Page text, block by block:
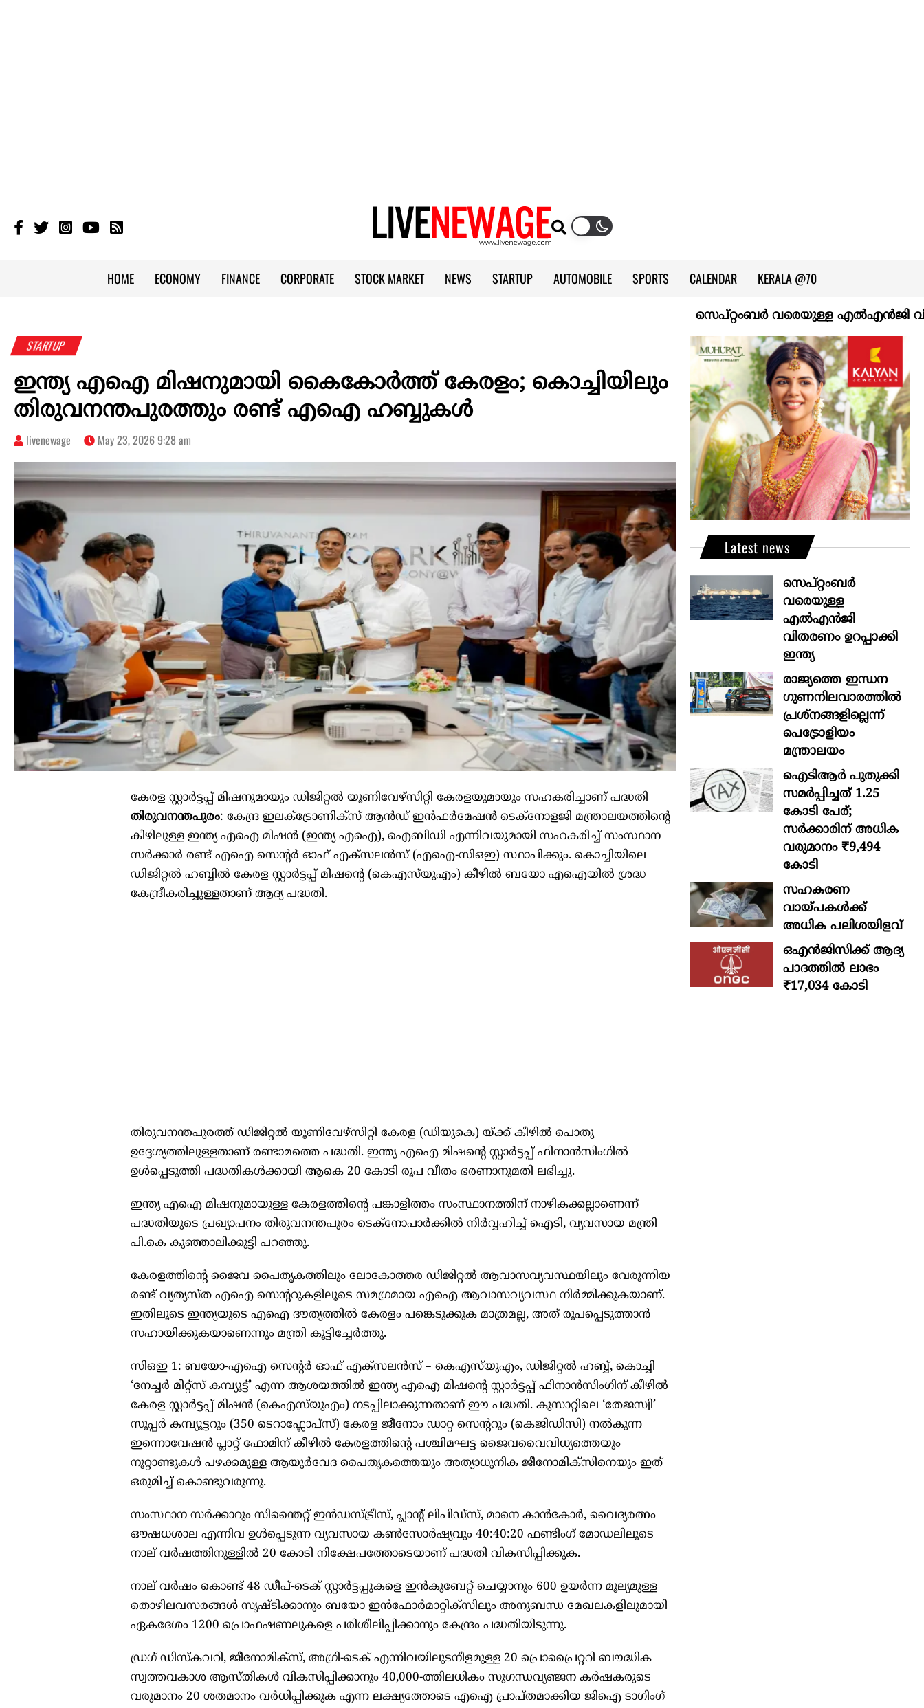
HOME ECONOMY FINANCE CORPORATE STOCK MARKET NEWS STARTUP AUTOMOBILE SPORTS CALENDAR KERALA @70
സെപ്റ്റംബർ വരെയുള്ള എൽഎൻജി വിതരണം
STARTUP
ഇന്ത്യ എഐ മിഷനുമായി കൈകോര്‍ത്ത് കേരളം; കൊച്ചിയിലും
തിരുവനന്തപുരത്തും രണ്ട് എഐ ഹബ്ബുകള്‍
livenewage May 23, 2026 9:28 am
കേരള സ്റ്റാര്‍ട്ടപ്പ് മിഷനുമായും ഡിജിറ്റല്‍ യൂണിവേഴ്സിറ്റി കേരളയുമായും സഹകരിച്ചാണ് പദ്ധതി
തിരുവനന്തപുരം: കേന്ദ്ര ഇലക്ട്രോണിക്സ് ആന്‍ഡ് ഇന്‍ഫര്‍മേഷന്‍ ടെക്നോളജി മന്ത്രാലയത്തിന്‍റെ
കീഴിലുള്ള ഇന്ത്യ എഐ മിഷന്‍ (ഇന്ത്യ എഐ), ഐബിഡി എന്നിവയുമായി സഹകരിച്ച് സംസ്ഥാന
സര്‍ക്കാര്‍ രണ്ട് എഐ സെന്‍റര്‍ ഓഫ് എക്സലന്‍സ് (എഐ-സിഒഇ) സ്ഥാപിക്കും. കൊച്ചിയിലെ
ഡിജിറ്റല്‍ ഹബ്ബില്‍ കേരള സ്റ്റാര്‍ട്ടപ്പ് മിഷന്‍റെ (കെഎസ്‌യുഎം) കീഴില്‍ ബയോ എഐയില്‍ ശ്രദ്ധ
കേന്ദ്രീകരിച്ചുള്ളതാണ് ആദ്യ പദ്ധതി.
തിരുവനന്തപുരത്ത് ഡിജിറ്റല്‍ യൂണിവേഴ്സിറ്റി കേരള (ഡിയുകെ) യ്ക്ക് കീഴില്‍ പൊതു
ഉദ്ദേശ്യത്തിലുള്ളതാണ് രണ്ടാമത്തെ പദ്ധതി. ഇന്ത്യ എഐ മിഷന്‍റെ സ്റ്റാര്‍ട്ടപ്പ് ഫിനാന്‍സിംഗില്‍
ഉള്‍പ്പെടുത്തി പദ്ധതികള്‍ക്കായി ആകെ 20 കോടി രൂപ വീതം ഭരണാനുമതി ലഭിച്ചു.
ഇന്ത്യ എഐ മിഷനുമായുള്ള കേരളത്തിന്‍റെ പങ്കാളിത്തം സംസ്ഥാനത്തിന് നാഴികക്കല്ലാണെന്ന്
പദ്ധതിയുടെ പ്രഖ്യാപനം തിരുവനന്തപുരം ടെക്നോപാര്‍ക്കില്‍ നിര്‍വ്വഹിച്ച് ഐടി, വ്യവസായ മന്ത്രി
പി.കെ കുഞ്ഞാലിക്കുട്ടി പറഞ്ഞു.
കേരളത്തിന്‍റെ ജൈവ പൈതൃകത്തിലും ലോകോത്തര ഡിജിറ്റല്‍ ആവാസവ്യവസ്ഥയിലും വേരൂന്നിയ
രണ്ട് വ്യത്യസ്ത എഐ സെന്‍ററുകളിലൂടെ സമഗ്രമായ എഐ ആവാസവ്യവസ്ഥ നിര്‍മ്മിക്കുകയാണ്.
ഇതിലൂടെ ഇന്ത്യയുടെ എഐ ദൗത്യത്തില്‍ കേരളം പങ്കെടുക്കുക മാത്രമല്ല, അത് രൂപപ്പെടുത്താന്‍
സഹായിക്കുകയാണെന്നും മന്ത്രി കൂട്ടിച്ചേര്‍ത്തു.
സിഒഇ 1: ബയോ-എഐ സെന്‍റര്‍ ഓഫ് എക്സലന്‍സ് – കെഎസ്‌യുഎം, ഡിജിറ്റല്‍ ഹബ്ബ്, കൊച്ചി
‘നേച്ചര്‍ മീറ്റ്സ് കമ്പ്യൂട്ട്’ എന്ന ആശയത്തില്‍ ഇന്ത്യ എഐ മിഷന്‍റെ സ്റ്റാര്‍ട്ടപ്പ് ഫിനാന്‍സിംഗിന് കീഴില്‍
കേരള സ്റ്റാര്‍ട്ടപ്പ് മിഷന്‍ (കെഎസ്‌യുഎം) നടപ്പിലാക്കുന്നതാണ് ഈ പദ്ധതി. കുസാറ്റിലെ ‘തേജസ്വി’
സൂപ്പര്‍ കമ്പ്യൂട്ടറും (350 ടെറാഫ്ലോപ്സ്) കേരള ജീനോം ഡാറ്റ സെന്‍ററും (കെജിഡിസി) നല്‍കുന്ന
ഇന്നൊവേഷന്‍ പ്ലാറ്റ് ഫോമിന് കീഴില്‍ കേരളത്തിന്‍റെ പശ്ചിമഘട്ട ജൈവവൈവിധ്യത്തെയും
നൂറ്റാണ്ടുകള്‍ പഴക്കമുള്ള ആയുര്‍വേദ പൈതൃകത്തെയും അത്യാധുനിക ജീനോമിക്സിനെയും ഇത്
ഒരുമിച്ച് കൊണ്ടുവരുന്നു.
സംസ്ഥാന സര്‍ക്കാറും സിന്തൈറ്റ് ഇന്‍ഡസ്ട്രീസ്, പ്ലാന്‍റ് ലിപിഡ്സ്, മാനെ കാന്‍കോര്‍, വൈദ്യരത്നം
ഔഷധശാല എന്നിവ ഉള്‍പ്പെടുന്ന വ്യവസായ കണ്‍സോര്‍ഷ്യവും 40:40:20 ഫണ്ടിംഗ് മോഡലിലൂടെ
നാല് വര്‍ഷത്തിനുള്ളില്‍ 20 കോടി നിക്ഷേപത്തോടെയാണ് പദ്ധതി വികസിപ്പിക്കുക.
നാല് വര്‍ഷം കൊണ്ട് 48 ഡീപ്-ടെക് സ്റ്റാര്‍ട്ടപ്പുകളെ ഇന്‍കുബേറ്റ് ചെയ്യാനും 600 ഉയര്‍ന്ന മൂല്യമുള്ള
തൊഴിലവസരങ്ങള്‍ സൃഷ്ടിക്കാനും ബയോ ഇന്‍ഫോര്‍മാറ്റിക്സിലും അനുബന്ധ മേഖലകളിലുമായി
ഏകദേശം 1200 പ്രൊഫഷണലുകളെ പരിശീലിപ്പിക്കാനും കേന്ദ്രം പദ്ധതിയിടുന്നു.
ഡ്രഗ് ഡിസ്കവറി, ജീനോമിക്സ്, അഗ്രി-ടെക് എന്നിവയിലുടനീളമുള്ള 20 പ്രൊപ്രൈറ്ററി ബൗദ്ധിക
സ്വത്തവകാശ ആസ്തികള്‍ വികസിപ്പിക്കാനും 40,000-ത്തിലധികം സുഗന്ധവ്യഞ്ജന കര്‍ഷകരുടെ
വരുമാനം 20 ശതമാനം വര്‍ധിപ്പിക്കുക എന്ന ലക്ഷ്യത്തോടെ എഐ പ്രാപ്തമാക്കിയ ജിഐ ടാഗിംഗ്
Latest news
സെപ്റ്റംബർ
വരെയുള്ള
എൽഎൻജി
വിതരണം ഉറപ്പാക്കി
ഇന്ത്യ
രാജ്യത്തെ ഇന്ധന
ഗുണനിലവാരത്തില്‍
പ്രശ്‌നങ്ങളില്ലെന്ന്
പെട്രോളിയം
മന്ത്രാലയം
ഐടിആര്‍ പുതുക്കി
സമർപ്പിച്ചത് 1.25
കോടി പേര്;
സർക്കാരിന് അധിക
വരുമാനം ₹9,494
കോടി
സഹകരണ
വായ്പകള്‍ക്ക്
അധിക പലിശയിളവ്
ഒഎന്‍ജിസിക്ക് ആദ്യ
പാദത്തില്‍ ലാഭം
₹17,034 കോടി